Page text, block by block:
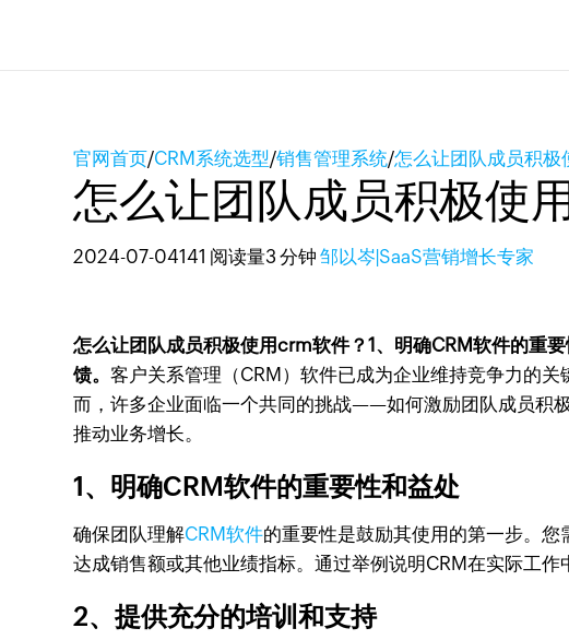
官网首页/CRM系统选型/销售管理系统/怎么让团队成员积
怎么让团队成员积极使
2024-07-04141 阅读量3 分钟 邹以岑|SaaS营销增长专家
怎么让团队成员积极使用crm软件？1、明确CRM软件的重
馈。客户关系管理（CRM）软件已成为企业维持竞争力的
而，许多企业面临一个共同的挑战——如何激励团队成员积
推动业务增长。
1、明确CRM软件的重要性和益处
确保团队理解CRM软件的重要性是鼓励其使用的第一步。
达成销售额或其他业绩指标。通过举例说明CRM在实际工
2、提供充分的培训和支持